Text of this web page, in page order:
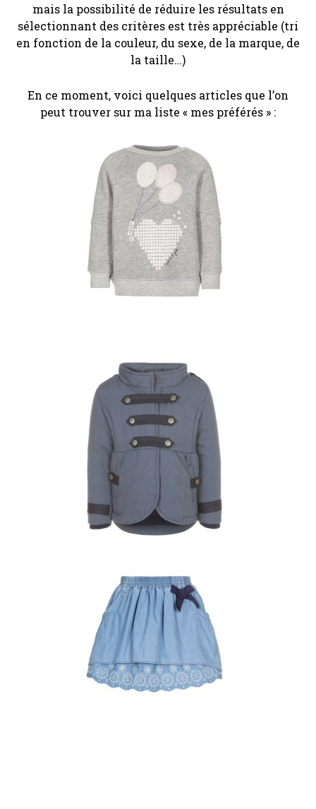
mais la possibilité de réduire les résultats en
sélectionnant des critères est très appréciable (tri
en fonction de la couleur, du sexe, de la marque, de
la taille…)
En ce moment, voici quelques articles que l’on
peut trouver sur ma liste « mes préférés » :